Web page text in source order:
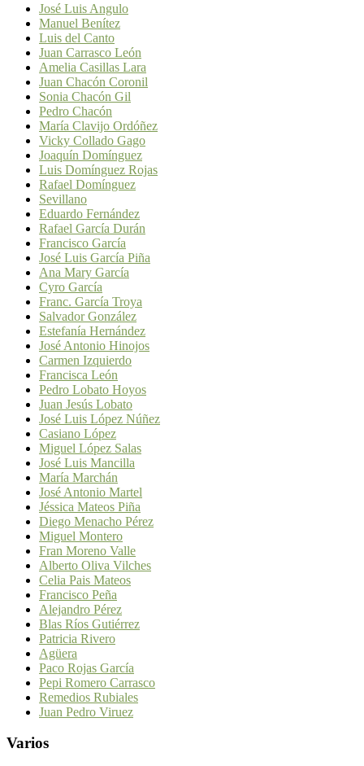
José Luis Angulo
Manuel Benítez
Luis del Canto
Juan Carrasco León
Amelia Casillas Lara
Juan Chacón Coronil
Sonia Chacón Gil
Pedro Chacón
María Clavijo Ordóñez
Vicky Collado Gago
Joaquín Domínguez
Luis Domínguez Rojas
Rafael Domínguez
Sevillano
Eduardo Fernández
Rafael García Durán
Francisco García
José Luis García Piña
Ana Mary García
Cyro García
Franc. García Troya
Salvador González
Estefanía Hernández
José Antonio Hinojos
Carmen Izquierdo
Francisca León
Pedro Lobato Hoyos
Juan Jesús Lobato
José Luis López Núñez
Casiano López
Miguel López Salas
José Luis Mancilla
María Marchán
José Antonio Martel
Jéssica Mateos Piña
Diego Menacho Pérez
Miguel Montero
Fran Moreno Valle
Alberto Oliva Vilches
Celia Pais Mateos
Francisco Peña
Alejandro Pérez
Blas Ríos Gutiérrez
Patricia Rivero
Agüera
Paco Rojas García
Pepi Romero Carrasco
Remedios Rubiales
Juan Pedro Viruez
Varios